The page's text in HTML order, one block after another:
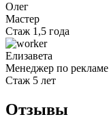
Олег
Мастер
Стаж 1,5 года
Елизавета
Менеджер по рекламе
Стаж 5 лет
Отзывы